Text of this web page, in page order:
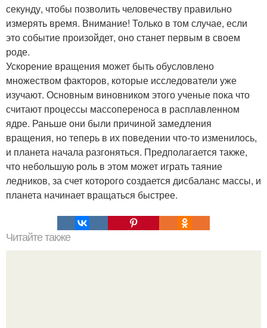
секунду, чтобы позволить человечеству правильно
измерять время. Внимание! Только в том случае, если
это событие произойдет, оно станет первым в своем
роде.
Ускорение вращения может быть обусловлено
множеством факторов, которые исследователи уже
изучают. Основным виновником этого ученые пока что
считают процессы массопереноса в расплавленном
ядре. Раньше они были причиной замедления
вращения, но теперь в их поведении что-то изменилось,
и планета начала разгоняться. Предполагается также,
что небольшую роль в этом может играть таяние
ледников, за счет которого создается дисбаланс массы, и
планета начинает вращаться быстрее.
Читайте также